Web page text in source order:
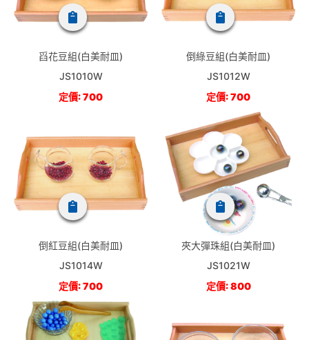
舀花豆組(白美耐皿)
JS1010W
定價: 700
倒綠豆組(白美耐皿)
JS1012W
定價: 700
倒紅豆組(白美耐皿)
JS1014W
定價: 700
夾大彈珠組(白美耐皿)
JS1021W
定價: 800